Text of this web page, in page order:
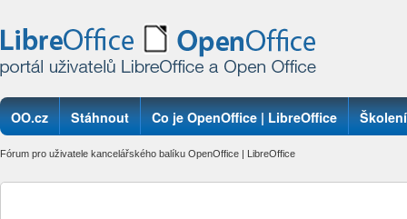
OO.cz Stáhnout Co je OpenOffice | LibreOffice Školení
Fórum pro uživatele kancelářského balíku OpenOffice | LibreOffice